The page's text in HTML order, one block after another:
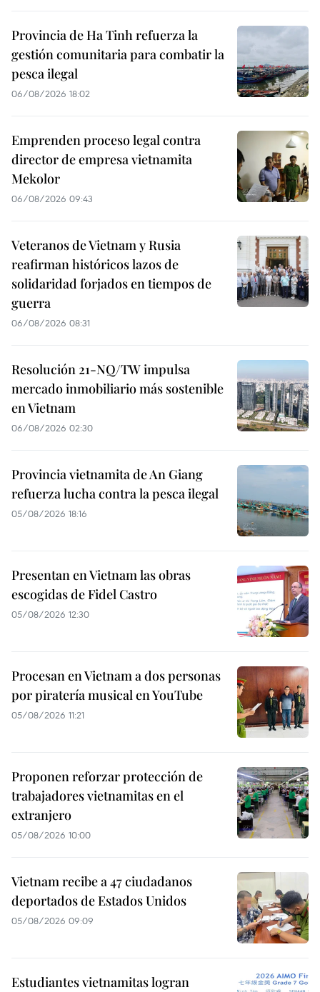
Provincia de Ha Tinh refuerza la
gestión comunitaria para combatir la
pesca ilegal
06/08/2026 18:02
Emprenden proceso legal contra
director de empresa vietnamita
Mekolor
06/08/2026 09:43
Veteranos de Vietnam y Rusia
reafirman históricos lazos de
solidaridad forjados en tiempos de
guerra
06/08/2026 08:31
Resolución 21-NQ/TW impulsa
mercado inmobiliario más sostenible
en Vietnam
06/08/2026 02:30
Provincia vietnamita de An Giang
refuerza lucha contra la pesca ilegal
05/08/2026 18:16
Presentan en Vietnam las obras
escogidas de Fidel Castro
05/08/2026 12:30
Procesan en Vietnam a dos personas
por piratería musical en YouTube
05/08/2026 11:21
Proponen reforzar protección de
trabajadores vietnamitas en el
extranjero
05/08/2026 10:00
Vietnam recibe a 47 ciudadanos
deportados de Estados Unidos
05/08/2026 09:09
Estudiantes vietnamitas logran